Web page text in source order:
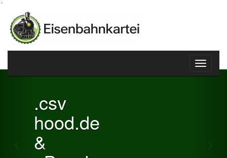
´
Toggle
.csv
hood.de
&
Previous